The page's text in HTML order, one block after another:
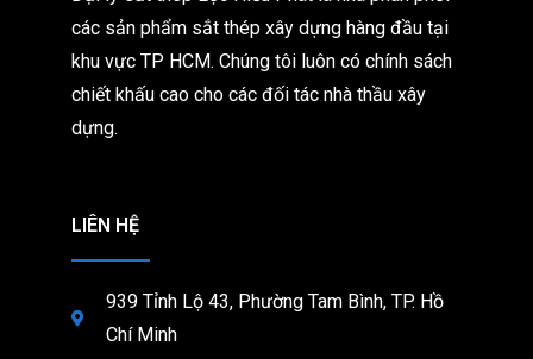
các sản phẩm sắt thép xây dựng hàng đầu tại
khu vực TP HCM. Chúng tôi luôn có chính sách
chiết khấu cao cho các đối tác nhà thầu xây
dựng.
LIÊN HỆ
939 Tỉnh Lộ 43, Phường Tam Bình, TP. Hồ
Chí Minh